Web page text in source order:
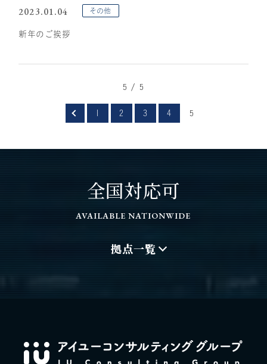
2023.01.04 その他
新年のご挨拶
5 / 5
2 3 4 5
全国対応可
AVAILABLE NATIONWIDE
拠点一覧